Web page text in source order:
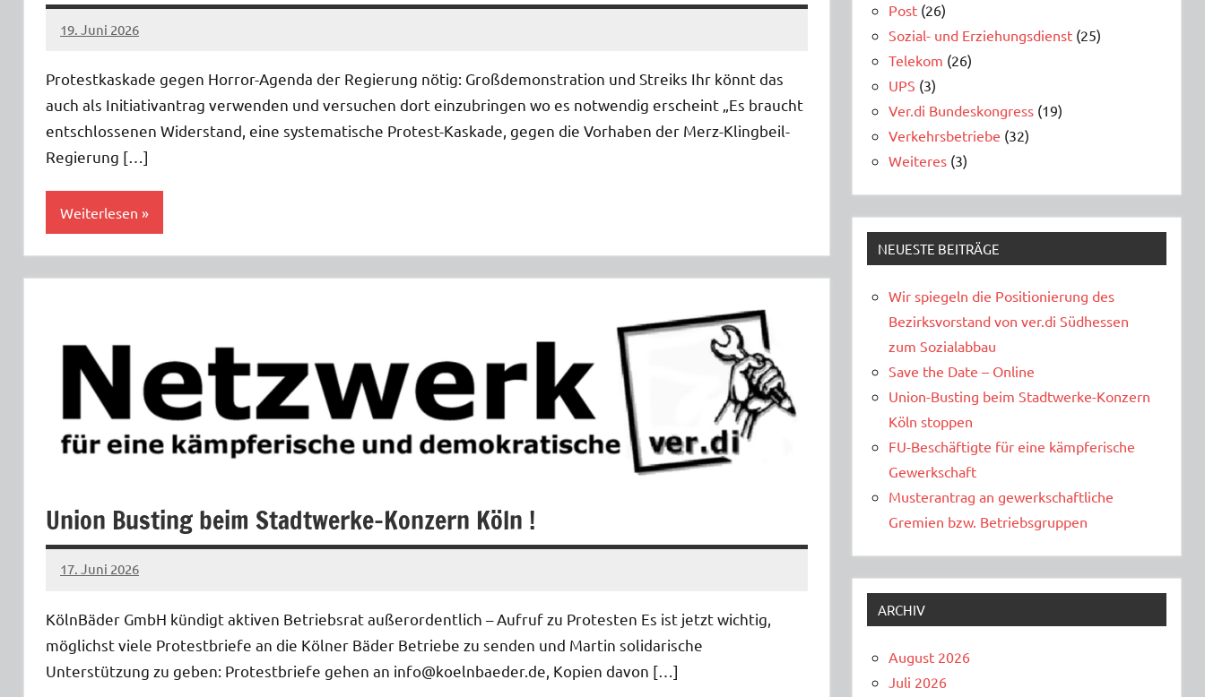
19. Juni 2026
netzwerkverdi
Protestkaskade gegen Horror-Agenda der Regierung nötig: Großdemonstration und Streiks Ihr könnt das
auch als Initiativantrag verwenden und versuchen dort einzubringen wo es notwendig erscheint „Es braucht
entschlossenen Widerstand, eine systematische Protest-Kaskade, gegen die Vorhaben der Merz-Klingbeil-
Regierung […]
Weiterlesen
Sozialabbau
Union Busting beim Stadtwerke-Konzern Köln !
17. Juni 2026
netzwerkverdi
KölnBäder GmbH kündigt aktiven Betriebsrat außerordentlich – Aufruf zu Protesten Es ist jetzt wichtig,
möglichst viele Protestbriefe an die Kölner Bäder Betriebe zu senden und Martin solidarische
Unterstützung zu geben: Protestbriefe gehen an info@koelnbaeder.de, Kopien davon […]
Post (26)
Sozial- und Erziehungsdienst (25)
Telekom (26)
UPS (3)
Ver.di Bundeskongress (19)
Verkehrsbetriebe (32)
Weiteres (3)
NEUESTE BEITRÄGE
Wir spiegeln die Positionierung des
Bezirksvorstand von ver.di Südhessen
zum Sozialabbau
Save the Date – Online
Union-Busting beim Stadtwerke-Konzern
Köln stoppen
FU-Beschäftigte für eine kämpferische
Gewerkschaft
Musterantrag an gewerkschaftliche
Gremien bzw. Betriebsgruppen
ARCHIV
August 2026
Juli 2026